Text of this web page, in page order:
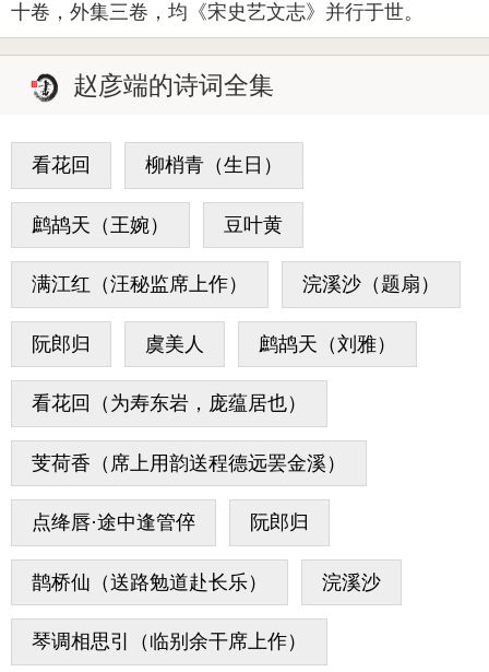
十卷，外集三卷，均《宋史艺文志》并行于世。
赵彦端的诗词全集
看花回 柳梢青（生日）
鹧鸪天（王婉） 豆叶黄
满江红（汪秘监席上作） 浣溪沙（题扇）
阮郎归 虞美人 鹧鸪天（刘雅）
看花回（为寿东岩，庞蕴居也）
芰荷香（席上用韵送程德远罢金溪）
点绛唇·途中逢管倅 阮郎归
鹊桥仙（送路勉道赴长乐） 浣溪沙
琴调相思引（临别余干席上作）